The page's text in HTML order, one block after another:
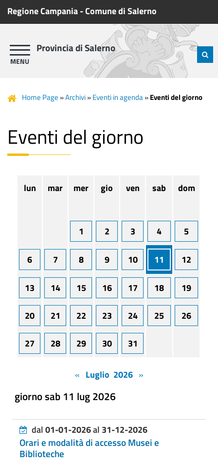
Regione Campania-Comune di Salerno
Provincia di Salerno
Home Page »Archivi»Eventi in agenda»Eventi del giorno
Eventi del giorno
lun mar mer gio ven sab dom
1 2 3 4 5
6 7 8 9 10 11 12
13 14 15 16 17 18 19
20 21 22 23 24 25 26
27 28 29 30 31
« Luglio 2026 »
giorno sab 11 lug 2026
dal01-01-2026al 31-12-2026
Orari e modalità di accesso Musei e
Biblioteche